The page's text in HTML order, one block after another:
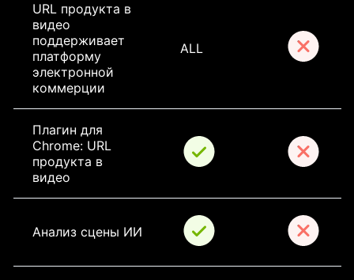
URL продукта в
видео
поддерживает
платформу
электронной
коммерции
ALL
Плагин для
Chrome: URL
продукта в
видео
Анализ сцены ИИ